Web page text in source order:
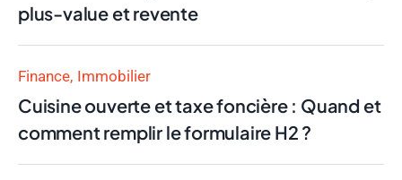
plus-value et revente
Finance Immobilier
Cuisine ouverte et taxe foncière : Quand et
comment remplir le formulaire H2 ?